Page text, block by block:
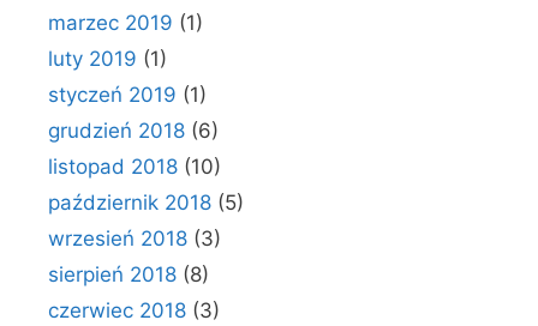
marzec 2019 (1)
luty 2019 (1)
styczeń 2019 (1)
grudzień 2018 (6)
listopad 2018 (10)
październik 2018 (5)
wrzesień 2018 (3)
sierpień 2018 (8)
czerwiec 2018 (3)